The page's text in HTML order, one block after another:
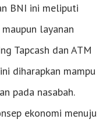
BNI ini meliputi
layanan
Tapcash dan ATM
diharapkan mampu
pada nasabah.
ekonomi menuju